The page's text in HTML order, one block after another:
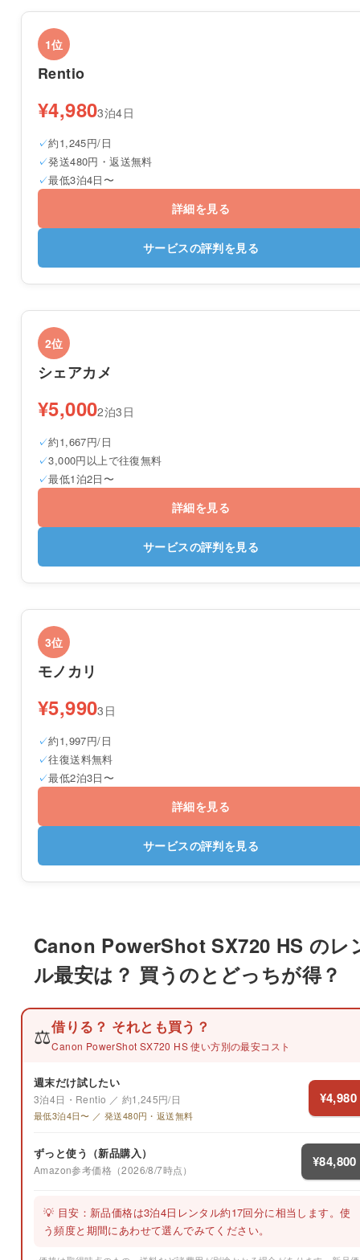
1位
Rentio
¥4,9803泊4日
約1,245円/日
発送480円・返送無料
最低3泊4日〜
詳細を見る
サービスの評判を見る
2位
シェアカメ
¥5,0002泊3日
約1,667円/日
3,000円以上で往復無料
最低1泊2日〜
詳細を見る
サービスの評判を見る
3位
モノカリ
¥5,9903日
約1,997円/日
往復送料無料
最低2泊3日〜
詳細を見る
サービスの評判を見る
Canon PowerShot SX720 HS のレ
ル最安は？ 買うのとどっちが得？
⚖️借りる？ それとも買う？
Canon PowerShot SX720 HS 使い方別の最安コスト
週末だけ試したい
3泊4日・Rentio ／ 約1,245円/日
最低3泊4日〜 ／ 発送480円・返送無料
¥4,980
ずっと使う（新品購入）
Amazon参考価格（2026/8/7時点） ¥84,800
💡 目安：新品価格は3泊4日レンタル約17回分に相当します。使
う頻度と期間にあわせて選んでみてください。